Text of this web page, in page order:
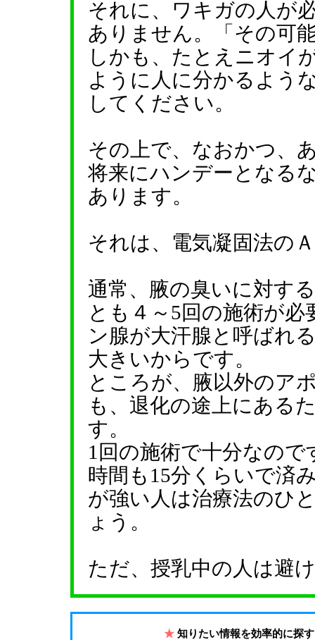
それに、ワキガの人が
ありません。「その可
しかも、たとえニオイ
ように人に分かるよう
してください。
その上で、なおかつ、
将来にハンデーとなる
あります。
それは、電気凝固法の
通常、腋の臭いに対す
とも４～5回の施術が
ン腺が大汗腺と呼ばれ
大きいからです。
ところが、腋以外のア
も、退化の途上にある
す。
1回の施術で十分なので
時間も15分くらいで済
が強い人は治療法のひ
ょう。
ただ、授乳中の人は避
★ 知りたい情報を効率的に探